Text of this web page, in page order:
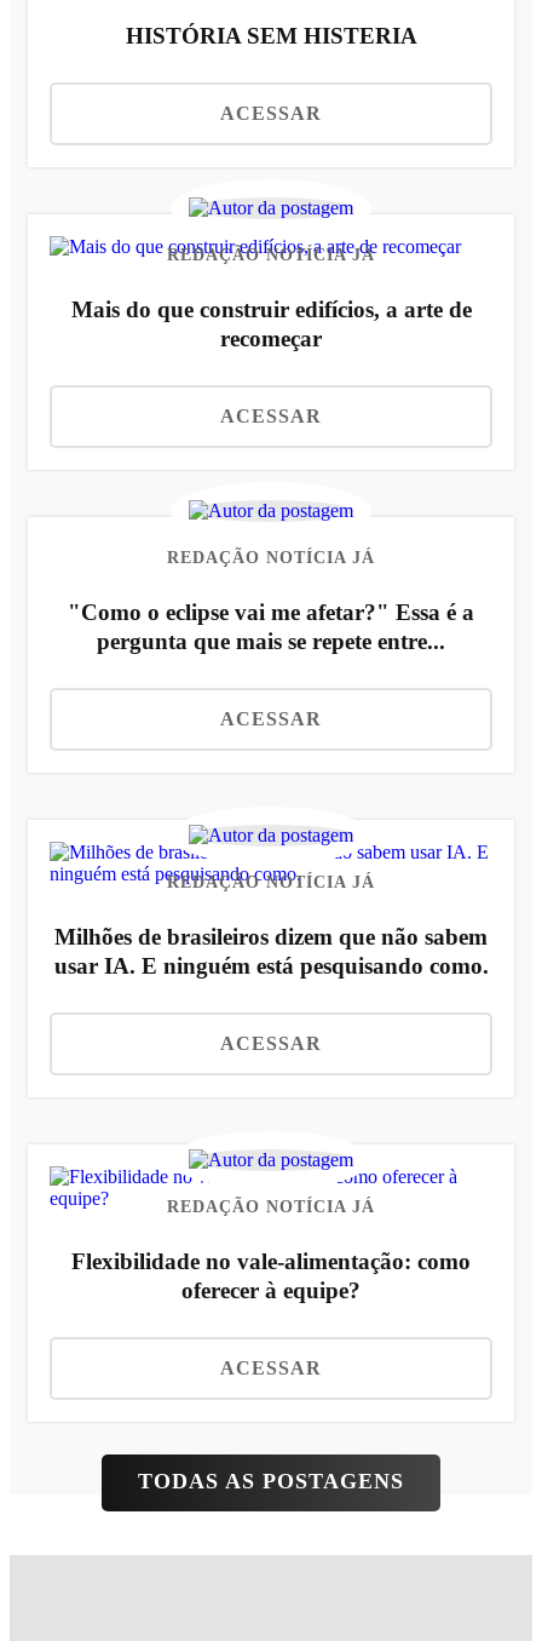
HISTÓRIA SEM HISTERIA
ACESSAR
REDAÇÃO NOTÍCIA JÁ
Mais do que construir edifícios, a arte de
recomeçar
ACESSAR
REDAÇÃO NOTÍCIA JÁ
"Como o eclipse vai me afetar?" Essa é a
pergunta que mais se repete entre...
ACESSAR
REDAÇÃO NOTÍCIA JÁ
Milhões de brasileiros dizem que não sabem
usar IA. E ninguém está pesquisando como.
ACESSAR
REDAÇÃO NOTÍCIA JÁ
Flexibilidade no vale-alimentação: como
oferecer à equipe?
ACESSAR
TODAS AS POSTAGENS